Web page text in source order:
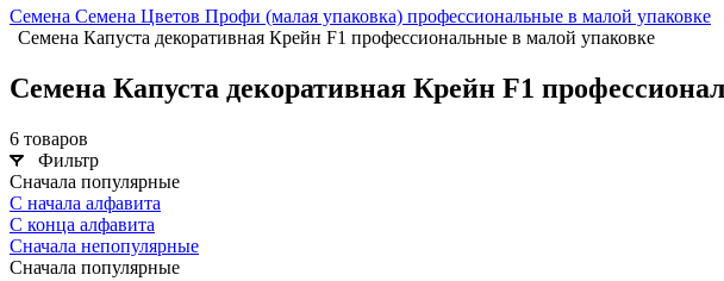
Семена Семена Цветов Профи (малая упаковка) профессиональные в малой упаковке
Семена Капуста декоративная Крейн F1 профессиональные в малой упаковке
Семена Капуста декоративная Крейн F1
6 товаров
Фильтр
Сначала популярные
С начала алфавита
С конца алфавита
Сначала непопулярные
Сначала популярные